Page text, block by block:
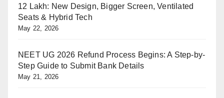
12 Lakh: New Design, Bigger Screen, Ventilated
Seats & Hybrid Tech
May 22, 2026
NEET UG 2026 Refund Process Begins: A Step-by-
Step Guide to Submit Bank Details
May 21, 2026